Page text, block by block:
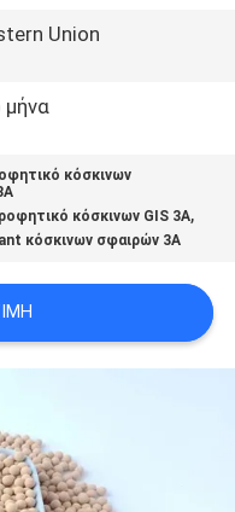
Union
μήνα
κόσκινων
κόσκινων GIS 3A,
κόσκινων σφαιρών 3A